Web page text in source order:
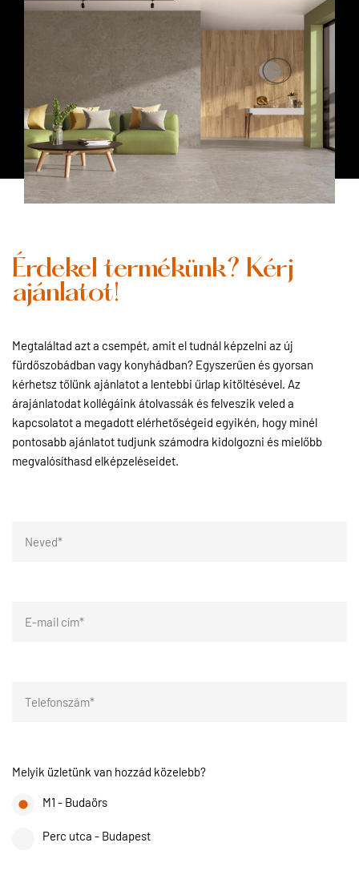
Érdekel termékünk? Kérj
ajánlatot!
Megtaláltad azt a csempét, amit el tudnál képzelni az új
fürdőszobádban vagy konyhádban? Egyszerűen és gyorsan
kérhetsz tőlünk ajánlatot a lentebbi űrlap kitöltésével. Az
árajánlatodat kollégáink átolvassák és felveszik veled a
kapcsolatot a megadott elérhetőségeid egyikén, hogy minél
pontosabb ajánlatot tudjunk számodra kidolgozni és mielőbb
megvalósíthasd elképzeléseidet.
Melyik üzletünk van hozzád közelebb?
M1 - Budaörs
Perc utca - Budapest